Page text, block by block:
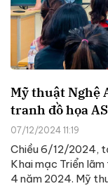
Mỹ thuật Nghệ
tranh đồ họa
07/12/2024 11:19
Chiều 6/12/2024,
Khai mạc Triển
4 năm 2024. Mỹ